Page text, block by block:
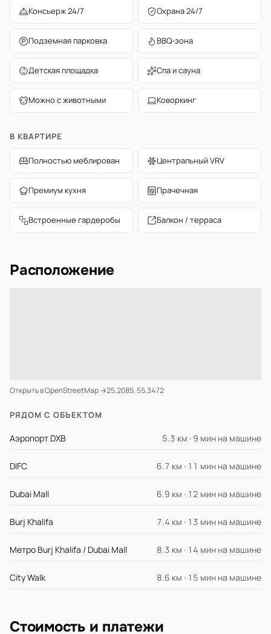
Консьерж 24/7 Охрана 24/7
Подземная парковка BBQ-зона
Детская площадка Спа и сауна
Можно с животными Коворкинг
В КВАРТИРЕ
Полностью меблирован Центральный VRV
Премиум кухня Прачечная
Встроенные гардеробы Балкон / терраса
Расположение
Открыть в OpenStreetMap →25.2085, 55.3472
РЯДОМ С ОБЪЕКТОМ
Аэропорт DXB 5.3 км · 9 мин на машине
DIFC 6.7 км · 11 мин на машине
Dubai Mall 6.9 км · 12 мин на машине
Burj Khalifa 7.4 км · 13 мин на машине
Метро Burj Khalifa / Dubai Mall 8.3 км · 14 мин на машине
City Walk 8.6 км · 15 мин на машине
Стоимость и платежи